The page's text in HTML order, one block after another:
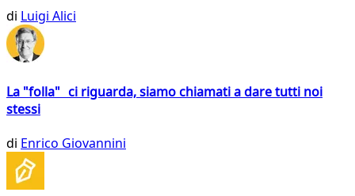
di Luigi Alici
La "folla" ci riguarda, siamo chiamati a dare tutti noi
stessi
di Enrico Giovannini